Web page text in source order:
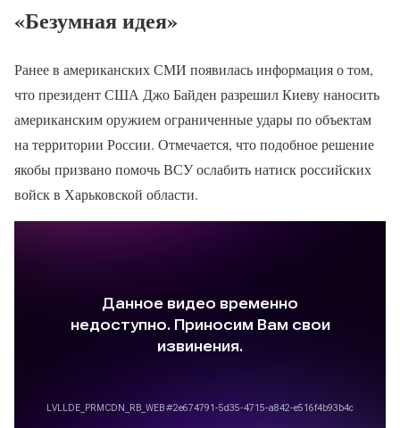
«Безумная идея»
Ранее в американских СМИ появилась информация о том,
что президент США Джо Байден разрешил Киеву наносить
американским оружием ограниченные удары по объектам
на территории России. Отмечается, что подобное решение
якобы призвано помочь ВСУ ослабить натиск российских
войск в Харьковской области.